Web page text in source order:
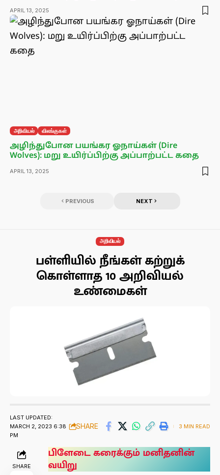
APRIL 13, 2025
அறிவியல் விலங்குகள்
அழிந்துபோன பயங்கர ஓநாய்கள் (Dire
Wolves): மறு உயிர்ப்பிற்கு அப்பாற்பட்ட கதை
APRIL 13, 2025
PREVIOUS NEXT
அறிவியல்
பள்ளியில் நீங்கள் கற்றுக்
கொள்ளாத 10 அறிவியல்
உண்மைகள்
LAST UPDATED:
MARCH 2, 2023 6:38
PM
SHARE 3 MIN READ
SHARE
பிளேடை கரைக்கும் மனிதனின்
வயிறு